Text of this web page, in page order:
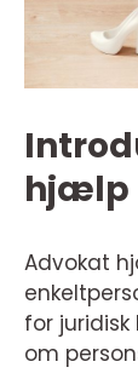
hjælp
Advokat
for
om